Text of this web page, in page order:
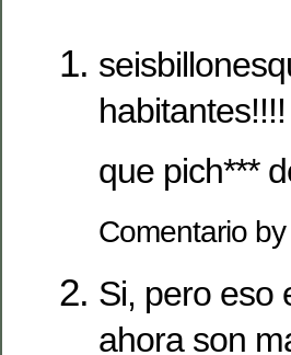
habitantes!!!!
que pich***
Comentario by
Si, pero eso
ahora son